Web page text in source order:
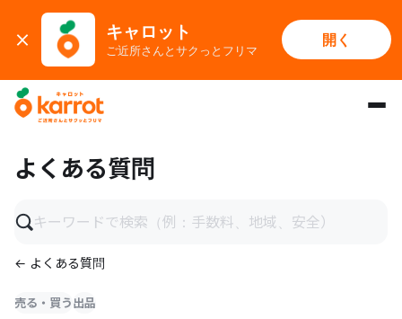
キャロット
ご近所さんとサクっとフリマ
開く
メインコンテンツにスキップ
よくある質問
← よくある質問
売る・買う出品